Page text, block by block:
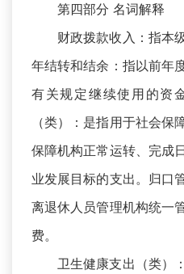
第四部分 名词解释
财政拨款收入：指本
年结转和结余：指以前年
有关规定继续使用的资
（类）：是指用于社会
保障机构正常运转、完成
业发展目标的支出。归口
离退休人员管理机构统一
费。
卫生健康支出（类）